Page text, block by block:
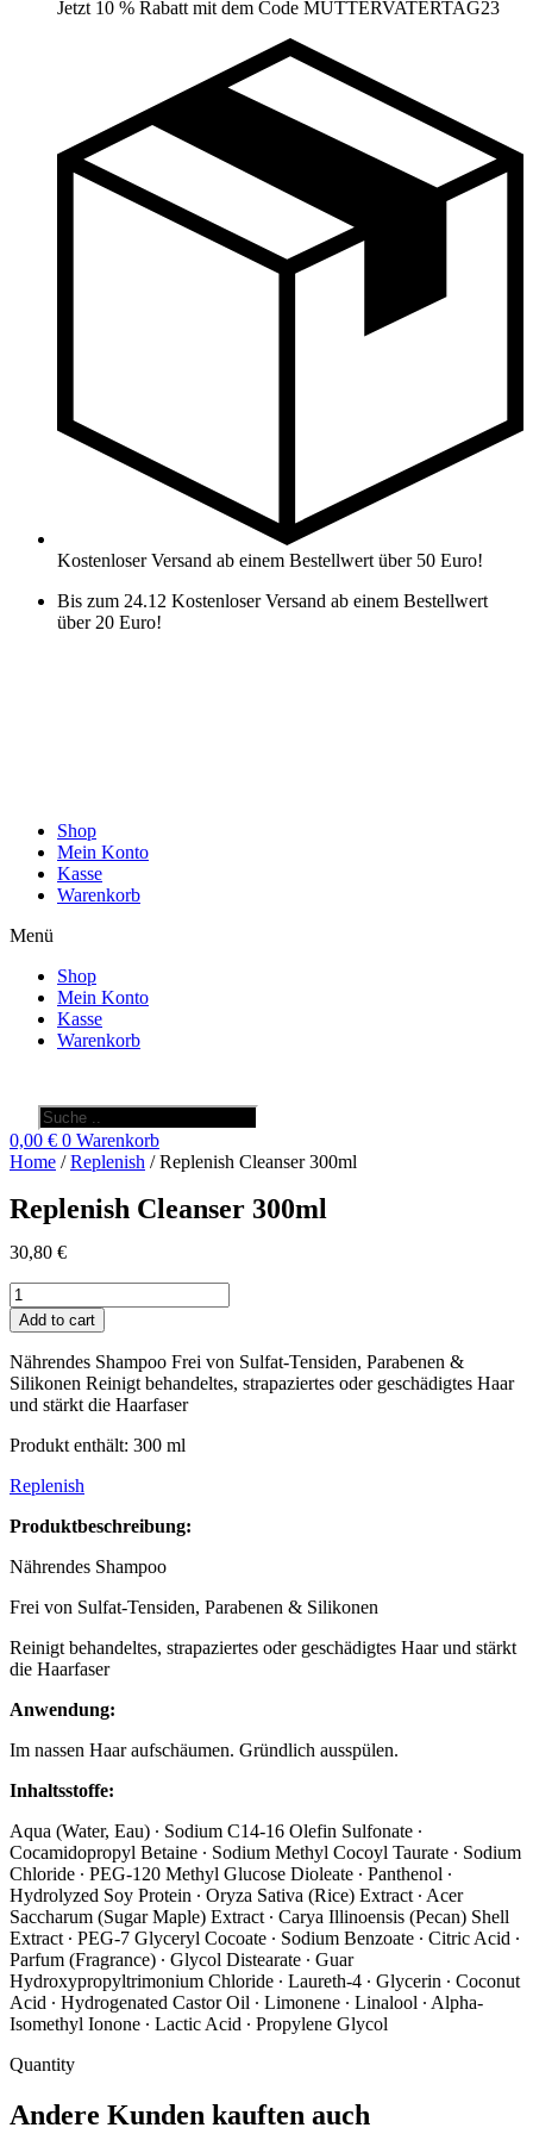
Jetzt 10 % Rabatt mit dem Code MUTTERVATERTAG23
Kostenloser Versand ab einem Bestellwert über 50 Euro!
Bis zum 24.12 Kostenloser Versand ab einem Bestellwert
über 20 Euro!
Shop
Mein Konto
Kasse
Warenkorb
Menü
Shop
Mein Konto
Kasse
Warenkorb
Products
search
0,00 € 0 Warenkorb
Home /Replenish / Replenish Cleanser 300ml
Replenish Cleanser 300ml
30,80 €
Replenish
Cleanser
300ml
quantity
Add to cart
Nährendes Shampoo Frei von Sulfat-Tensiden, Parabenen &
Silikonen Reinigt behandeltes, strapaziertes oder geschädigtes Haar
und stärkt die Haarfaser
Produkt enthält: 300 ml
Replenish
Produktbeschreibung:
Nährendes Shampoo
Frei von Sulfat-Tensiden, Parabenen & Silikonen
Reinigt behandeltes, strapaziertes oder geschädigtes Haar und stärkt
die Haarfaser
Anwendung:
Im nassen Haar aufschäumen. Gründlich ausspülen.
Inhaltsstoffe:
Aqua (Water, Eau) · Sodium C14-16 Olefin Sulfonate ·
Cocamidopropyl Betaine · Sodium Methyl Cocoyl Taurate · Sodium
Chloride · PEG-120 Methyl Glucose Dioleate · Panthenol ·
Hydrolyzed Soy Protein · Oryza Sativa (Rice) Extract · Acer
Saccharum (Sugar Maple) Extract · Carya Illinoensis (Pecan) Shell
Extract · PEG-7 Glyceryl Cocoate · Sodium Benzoate · Citric Acid ·
Parfum (Fragrance) · Glycol Distearate · Guar
Hydroxypropyltrimonium Chloride · Laureth-4 · Glycerin · Coconut
Acid · Hydrogenated Castor Oil · Limonene · Linalool · Alpha-
Isomethyl Ionone · Lactic Acid · Propylene Glycol
Quantity
Andere Kunden kauften auch